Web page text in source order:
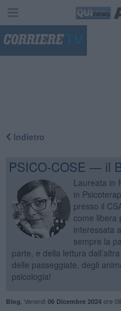
Indietro
PSICO-COSE — il
Laureata in
in
presso il
come libera
interessata
sempre la
parte, e della lettura
delle passeggiate, degli
psicologia!
Blog Venerdì 06 Dicembre 2024ore